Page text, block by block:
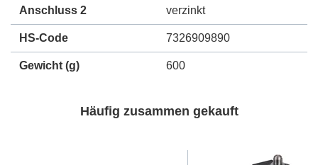
Anschluss 2
verzinkt
HS-Code 7326909890
Gewicht (g) 600
Häufig zusammen gekauft